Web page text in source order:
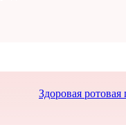
Здоровая ротовая